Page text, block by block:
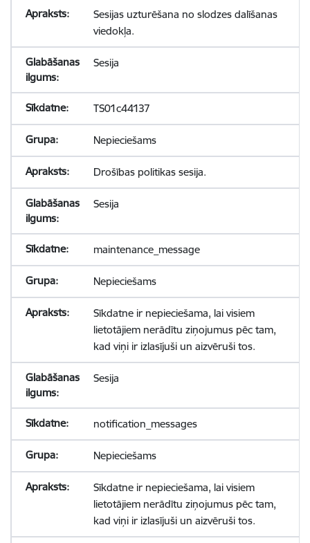
Sesijas uzturēšana no slodzes dalīšanas
viedokļa.
Sesija
TS01c44137
Nepieciešams
Drošības politikas sesija.
Sesija
maintenance_message
Nepieciešams
Sīkdatne ir nepieciešama, lai visiem
lietotājiem nerādītu ziņojumus pēc tam,
kad viņi ir izlasījuši un aizvēruši tos.
Sesija
notification_messages
Nepieciešams
Sīkdatne ir nepieciešama, lai visiem
lietotājiem nerādītu ziņojumus pēc tam,
kad viņi ir izlasījuši un aizvēruši tos.